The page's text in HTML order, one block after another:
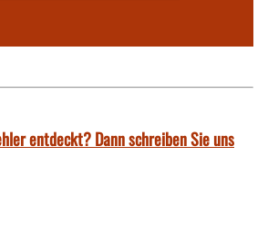
entdeckt? Dann schreiben Sie uns